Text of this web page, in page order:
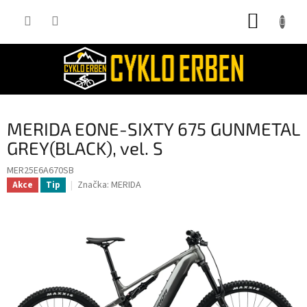
MERIDA EONE-SIXTY 675 GUNMETAL
GREY(BLACK), vel. S
MER25E6A670SB
Akce Tip Značka: MERIDA